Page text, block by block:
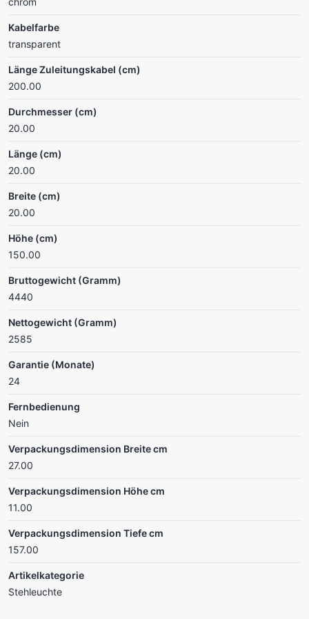
Kabelfarbe
transparent
Länge Zuleitungskabel (cm)
200.00
Durchmesser (cm)
20.00
Länge (cm)
20.00
Breite (cm)
20.00
Höhe (cm)
150.00
Bruttogewicht (Gramm)
4440
Nettogewicht (Gramm)
2585
Garantie (Monate)
24
Fernbedienung
Nein
Verpackungsdimension Breite cm
27.00
Verpackungsdimension Höhe cm
11.00
Verpackungsdimension Tiefe cm
157.00
Artikelkategorie
Stehleuchte